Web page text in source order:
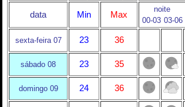
data Min Max
noite
00-03 03-06
sexta-feira 07 23 36
sábado 08 23 35
domingo 09 24 36